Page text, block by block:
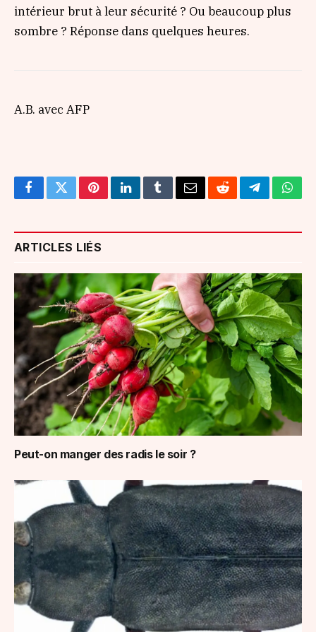
intérieur brut à leur sécurité ? Ou beaucoup plus
sombre ? Réponse dans quelques heures.
A.B. avec AFP
FacebookTwitterPinterestLinkedInTumblrEmailRedditTelegram
ARTICLES LIÉS
Peut-on manger des radis le soir ?